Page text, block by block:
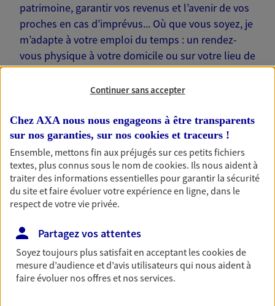
patrimoine, garantir vos revenus et l’avenir de vos
proches en cas d’imprévus... Où que vous soyez, je
m’adapte à votre emploi du temps : un rendez-
vous physique à votre domicile ou sur votre lieu de
travail… Je suis là pour échanger avec vous !
Nos offres phares
Épargne
immobilier, études des enfants ou voyage autour
du monde… Épargnez à votre rythme et
simplement, selon votre profil.
Continuer sans accepter
Chez AXA nous nous engageons à être transparents
sur nos garanties, sur nos cookies et traceurs !
Ensemble, mettons fin aux préjugés sur ces petits fichiers
textes, plus connus sous le nom decookies. Ils nous aident à
traiter des informations essentielles pour garantir la sécurité
du site et faire évoluer votre expérience en ligne, dans le
respect de votre vie privée.
Partagez vos attentes
Soyez toujours plus satisfait en acceptant lescookiesde
mesure d’audience et d’avis utilisateurs qui nous aident à
faire évoluer nos offres et nos services.